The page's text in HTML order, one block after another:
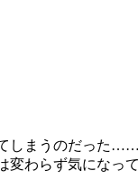
しまうのだった
変わらず気になっ